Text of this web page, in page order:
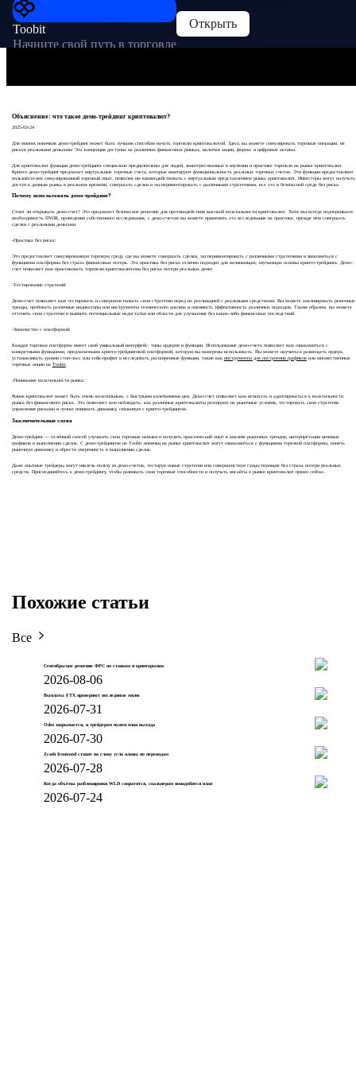
Toobit
Начните свой путь в торговле
Открыть
Объяснение: что такое демо-трейдинг криптовалют?
2025-03-24
Для многих новичков демо-трейдинг может быть лучшим способом начать торговлю криптовалютой. Здесь вы можете симулировать торговые операции, не
рискуя реальными деньгами. Эта концепция доступна на различных финансовых рынках, включая акции, форекс и цифровые активы.
Для криптовалют функции демо-трейдинга специально предназначены для людей, заинтересованных в изучении и практике торговли на рынке криптовалют.
Крипто демо-трейдинг предлагает виртуальные торговые счета, которые имитируют функциональность реальных торговых счетов. Эти функции предоставляют
пользователям симулированный торговый опыт, позволяя им взаимодействовать с виртуальным представлением рынка криптовалют. Инвесторы могут получать
доступ к данным рынка в реальном времени, совершать сделки и экспериментировать с различными стратегиями, все это в безопасной среде без риска.
Почему использовать демо-трейдинг?
Стоит ли открывать демо-счет? Это предлагает безопасное решение для противодействия высокой волатильности криптовалют. Хотя мы всегда подчеркиваем
необходимость DYOR, проведения собственного исследования, с демо-счетом вы можете применить это исследование на практике, прежде чем совершать
сделки с реальными деньгами.
-Практика без риска:
Это предоставляет симулированную торговую среду, где вы можете совершать сделки, экспериментировать с различными стратегиями и знакомиться с
функциями платформы без страха финансовых потерь. Эта практика без риска отлично подходит для начинающих, изучающих основы крипто-трейдинга. Демо-
счет позволяет вам практиковать торговлю криптовалютами без риска потери реальных денег.
-Тестирование стратегий:
Демо-счет позволяет вам тестировать и совершенствовать свои стратегии перед их реализацией с реальными средствами. Вы можете анализировать рыночные
тренды, пробовать различные индикаторы или инструменты технического анализа и оценивать эффективность различных подходов. Таким образом, вы можете
отточить свои стратегии и выявить потенциальные недостатки или области для улучшения без каких-либо финансовых последствий.
-Знакомство с платформой:
Каждая торговая платформа имеет свой уникальный интерфейс, типы ордеров и функции. Использование демо-счета позволяет вам ознакомиться с
конкретными функциями, предлагаемыми крипто-трейдинговой платформой, которую вы намерены использовать. Вы можете научиться размещать ордера,
устанавливать уровни стоп-лосс или тейк-профит и исследовать расширенные функции, такие как инструменты для построения графиковили множественные
торговые опции на Toobit.
-Понимание волатильности рынка:
Рынок криптовалют может быть очень волатильным, с быстрыми колебаниями цен. Демо-счет позволяет вам испытать и адаптироваться к волатильности
рынка без финансового риска. Это позволяет вам наблюдать, как различные криптовалюты реагируют на рыночные условия, тестировать свои стратегии
управления рисками и лучше понимать динамику, связанную с крипто-трейдингом.
Заключительные слова
Демо-трейдинг — отличный способ улучшить свои торговые навыки и получить практический опыт в анализе рыночных трендов, интерпретации ценовых
графиков и выполнении сделок. С демо-трейдингом на Toobit новички на рынке криптовалют могут ознакомиться с функциями торговой платформы, понять
рыночную динамику и обрести уверенность в выполнении сделок.
Даже опытные трейдеры могут извлечь пользу из демо-счетов, тестируя новые стратегии или совершенствуя существующие без страха потери реальных
средств. Присоединяйтесь к демо-трейдингу, чтобы развивать свои торговые способности и получать инсайты о рынке криптовалют прямо сейчас.
Похожие статьи
Все
Сентябрьское решение ФРС по ставкам и крипторынок
2026-08-06
Выплаты FTX проверяют последнюю милю
2026-07-31
Odos закрывается, и трейдерам нужен план выхода
2026-07-30
Zcash Ironwood ставит во главу угла планы по переводам
2026-07-28
Когда объёмы разблокировки WLD сократятся, скальперам понадобится план
2026-07-24